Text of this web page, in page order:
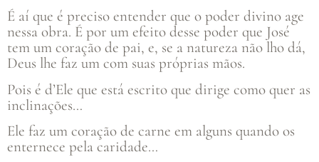
É aí que é preciso entender que o poder divino age
nessa obra. É por um efeito desse poder que José
tem um coração de pai, e, se a natureza não lho dá,
Deus lhe faz um com suas próprias mãos.
Pois é d’Ele que está escrito que dirige como quer as
inclinações…
Ele faz um coração de carne em alguns quando os
enternece pela caridade…